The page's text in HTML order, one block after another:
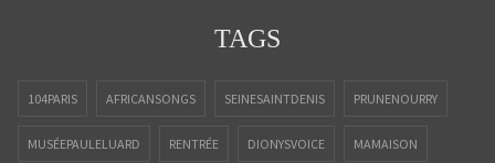
TAGS
104PARIS AFRICANSONGS SEINESAINTDENIS PRUNENOURRY
MUSÉEPAULELUARD RENTRÉE DIONYSVOICE MAMAISON